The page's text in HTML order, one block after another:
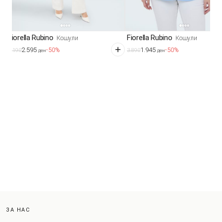
Fiorella Rubino Кошули
5.1902.595 ден-50%
Fiorella Rubino Кошули
3.8901.945 ден-50%
ЗА НАС